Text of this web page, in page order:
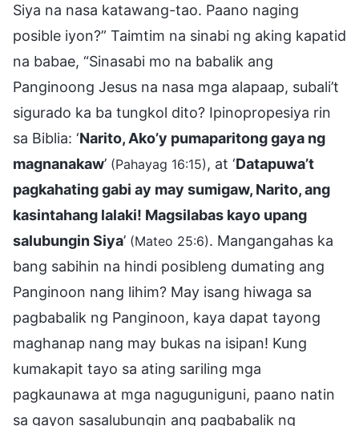
Siya na nasa katawang-tao. Paano naging
posible iyon?” Taimtim na sinabi ng aking kapatid
na babae, “Sinasabi mo na babalik ang
Panginoong Jesus na nasa mga alapaap, subali’t
sigurado ka ba tungkol dito? Ipinopropesiya rin
sa Biblia: ‘Narito, Ako’y pumaparitong gaya ng
magnanakaw’ (Pahayag 16:15) , at ‘Datapuwa’t
pagkahating gabi ay may sumigaw, Narito, ang
kasintahang lalaki! Magsilabas kayo upang
salubungin Siya’ (Mateo 25:6). Mangangahas ka
bang sabihin na hindi posibleng dumating ang
Panginoon nang lihim? May isang hiwaga sa
pagbabalik ng Panginoon, kaya dapat tayong
maghanap nang may bukas na isipan! Kung
kumakapit tayo sa ating sariling mga
pagkaunawa at mga naguguniguni, paano natin
sa gayon sasalubungin ang pagbabalik ng